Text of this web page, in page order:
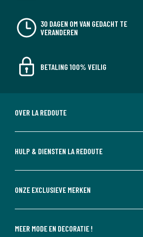
30 DAGEN OM VAN GEDACHT TE
VERANDEREN
BETALING 100% VEILIG
OVER LA REDOUTE
HULP & DIENSTEN LA REDOUTE
ONZE EXCLUSIEVE MERKEN
MEER MODE EN DECORATIE !